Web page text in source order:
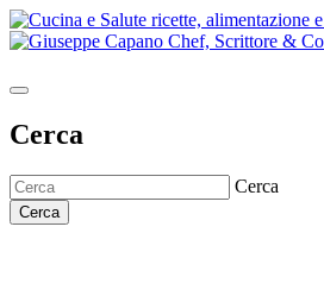
Cerca
Cerca
Cerca